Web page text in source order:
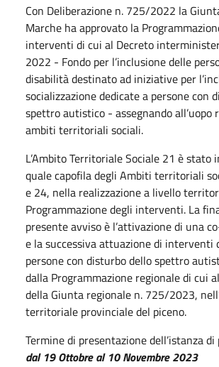
Con Deliberazione n. 725/2022 la
Marche ha approvato la
interventi di cui al Decreto
2022 - Fondo per l’inclusione delle
disabilità destinato ad iniziative per
socializzazione dedicate a persone con
spettro autistico - assegnando all’uopo
ambiti territoriali sociali.
L’Ambito Territoriale Sociale 21 è stato
quale capofila degli Ambiti territoriali
e 24, nella realizzazione a livello
Programmazione degli interventi. La
presente avviso è l’attivazione di una
e la successiva attuazione di interventi
persone con disturbo dello spettro
dalla Programmazione regionale di cui
della Giunta regionale n. 725/2023,
territoriale provinciale del piceno.
Termine di presentazione dell’istanza
dal 19 Ottobre al 10 Novembre 2023